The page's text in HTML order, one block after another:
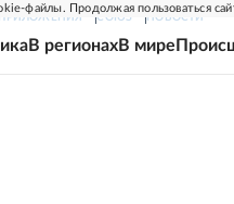
файлы. Продолжая пользоваться
ПРИЛОЖЕНИЯ СОЮЗ НОВОСТИ
В регионахВ мире